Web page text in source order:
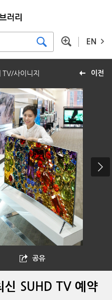
EN
이전
| TV/사이니지
공유
SUHD TV 예약